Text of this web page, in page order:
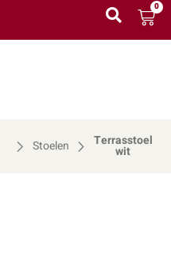
0
Stoelen Terrasstoel
wit